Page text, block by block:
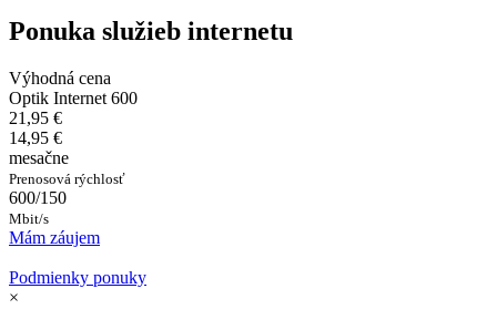
Ponuka služieb internetu
Výhodná cena
Optik Internet 600
21,95 €
14,95 €
mesačne
Prenosová rýchlosť
600/150
Mbit/s
Mám záujem
Podmienky ponuky
×